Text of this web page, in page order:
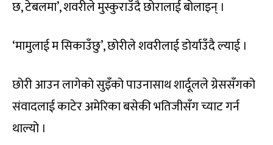
छ, टेबलमा’, शवरीले मुस्कुराउँदै छोरालाई बोलाइन् ।
‘मामुलाई म सिकाउँछु’, छोरीले शवरीलाई डोर्याउँदै ल्याई ।
छोरी आउन लागेको सुइँको पाउनासाथ शार्दूलले ग्रेससँगको
संवादलाई काटेर अमेरिका बसेकी भतिजीसँग च्याट गर्न
थाल्यो ।